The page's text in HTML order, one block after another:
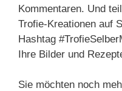
Kommentaren. Und
Trofie-Kreationen auf
Hashtag
Ihre Bilder und
Sie möchten noch